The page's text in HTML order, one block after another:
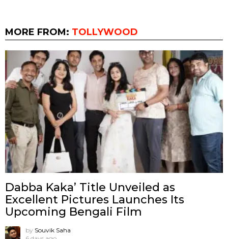
MORE FROM: TOLLYWOOD
Dabba Kaka’ Title Unveiled as
Excellent Pictures Launches Its
Upcoming Bengali Film
by Souvik Saha